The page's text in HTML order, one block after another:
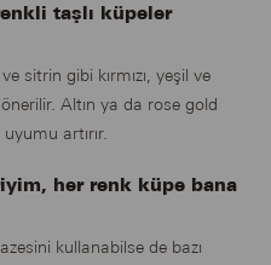
taşlı küpeler
sitrin gibi kırmızı, yeşil ve
Altın ya da rose gold
artırır.
her renk küpe bana
kullanabilse de bazı